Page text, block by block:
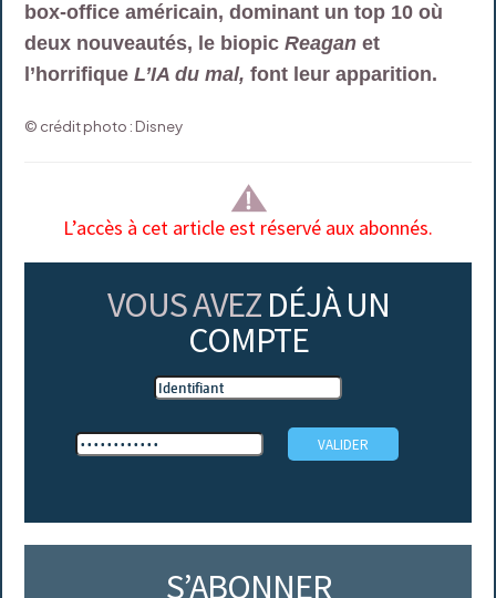
box-office américain, dominant un top 10 où
deux nouveautés, le biopicReagan et
l’horrifiqueL’IA du mal, font leur apparition.
© crédit photo : Disney
L’accès à cet article est réservé aux abonnés.
VOUS AVEZ DÉJÀ UN
COMPTE
S’ABONNER